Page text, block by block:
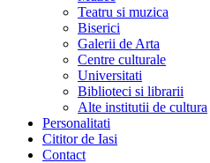
Teatru si muzica
Biserici
Galerii de Arta
Centre culturale
Universitati
Biblioteci si librarii
Alte institutii de cultura
Personalitati
Cititor de Iasi
Contact